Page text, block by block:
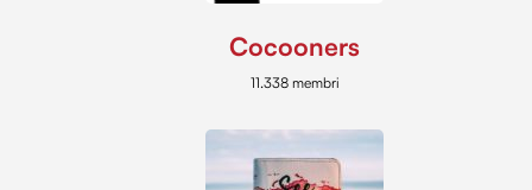
Cocooners
11.338 membri